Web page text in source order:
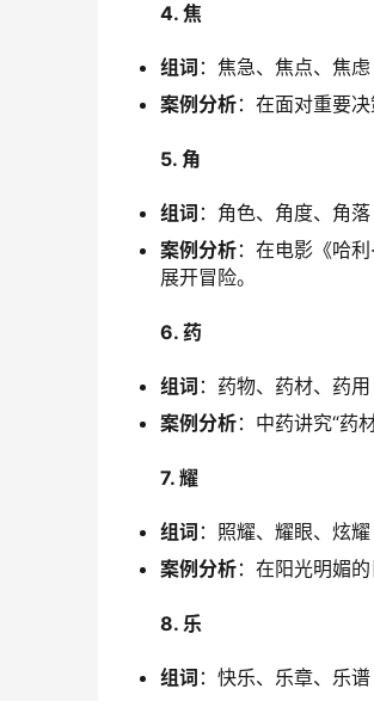
4. 焦
组词 ：焦急、焦点、焦虑
案例分析：在面对重要
5. 角
组词 ：角色、角度、角落
案例分析：在电影《哈
展开冒险。
6. 药
组词 ：药物、药材、药用
案例分析：中药讲究“药
7. 耀
组词 ：照耀、耀眼、炫耀
案例分析：在阳光明媚
8. 乐
组词 ：快乐、乐章、乐谱